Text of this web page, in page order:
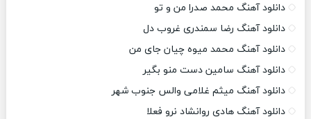
دانلود آهنگ محمد صدرا من و تو
دانلود آهنگ رضا سمندری غروب دل
دانلود آهنگ محمد میوه چیان جای من
دانلود آهنگ سامین دست منو بگیر
دانلود آهنگ میثم غلامی والس جنوب شهر
دانلود آهنگ هادی روانشاد نرو فعلا